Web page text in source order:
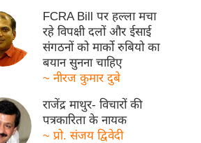
FCRA Bill पर हल्ला मचा
रहे विपक्षी दलों और ईसाई
संगठनों को मार्को रुबियो का
बयान सुनना चाहिए
~ नीरज कुमार दुबे
राजेंद्र माथुर- विचारों की
पत्रकारिता के नायक
~ प्रो. संजय द्विवेदी